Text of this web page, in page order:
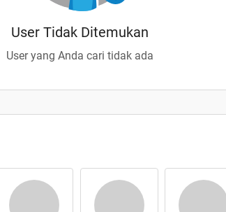
User Tidak Ditemukan
User yang Anda cari tidak ada